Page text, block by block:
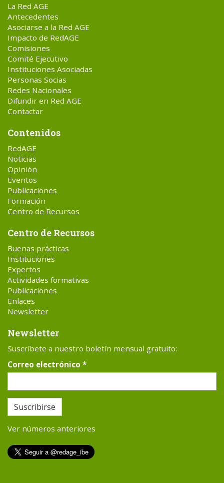
La Red AGE
Antecedentes
Asociarse a la Red AGE
Impacto de RedAGE
Comisiones
Comité Ejecutivo
Instituciones Asociadas
Personas Socias
Redes Nacionales
Difundir en Red AGE
Contactar
Contenidos
RedAGE
Noticias
Opinión
Eventos
Publicaciones
Formación
Centro de Recursos
Centro de Recursos
Buenas prácticas
Instituciones
Expertos
Actividades formativas
Publicaciones
Enlaces
Newsletter
Newsletter
Suscríbete a nuestro boletín mensual gratuito:
Correo electrónico *
Suscribirse
Ver números anteriores